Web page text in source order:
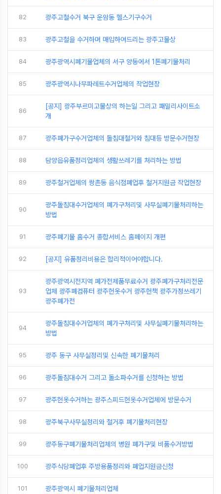
82 광주고철수거 북구 운암동 헬스기구수거
83 광주고철을 수거하며 매입하여드리는 광주고물상
84 광주광역시폐기물업체의 서구 양동에서 1톤폐기물처리
85 광주광역시나무파레트수거업체의 작업현장
86
[공지] 광주부르미고물상의 하는일 그리고 패밀리사이트소
개
87 광주폐가구수거업체의 돌침대철거와 침대등 방문수거현장
88 담양읍유품정리업체의 생활쓰레기를 처리하는 방법
89 광주철거업체의 쌍촌동 음식점폐업후 철거지원금 작업현장
90
광주돌침대수거업체의 폐가구처리및 사무실폐기물처리하는
방법
91 광주폐기물 홈수거 종합서비스 홈페이지 개편
92 [공지] 유품정리비용은 합리적이어야합니다.
93
광주광역시전지역 폐가전제품무료수거 광주폐가구처리전문
업체 광주폐컴퓨터 광주헌옷수거 광주헌책 광주가정쓰레기
광주폐가전
94
광주돌침대수거업체의 폐가구처리및 사무실폐기물처리하는
방법
95 광주 동구 사무실정리및 신속한 폐기물처리
96 광주돌침대수거 그리고 돌소파수거를 신청하는 방법
97 광주헌옷수거하는 광주스피드헌옷수거업체에 방문수거
98 광주북구사무실정리와 철거후 폐기물처리현장
99 광주동구폐기물처리업체의 병원 폐가구및 비품수거방법
100 광주식당폐업후 주방용품정리와 폐업지원금신청
101 광주광역시 폐기물처리업체